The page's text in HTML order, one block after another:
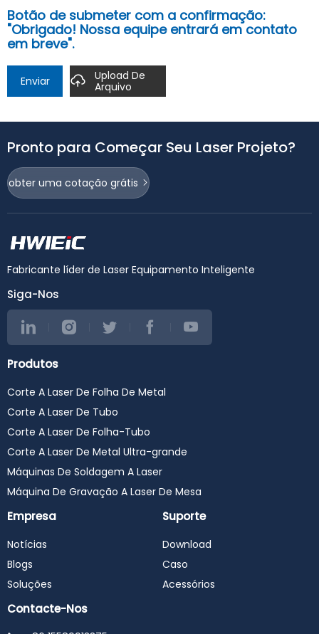
Botão de submeter com a confirmação:
"Obrigado! Nossa equipe entrará em contato
em breve".
Enviar
Upload De
Arquivo
Pronto para Começar Seu Laser Projeto?
obter uma cotação grátis
Fabricante líder de Laser Equipamento Inteligente
Siga-Nos
Produtos
Corte A Laser De Folha De Metal
Corte A Laser De Tubo
Corte A Laser De Folha-Tubo
Corte A Laser De Metal Ultra-grande
Máquinas De Soldagem A Laser
Máquina De Gravação A Laser De Mesa
Empresa
Notícias
Blogs
Soluções
Suporte
Download
Caso
Acessórios
Contacte-Nos